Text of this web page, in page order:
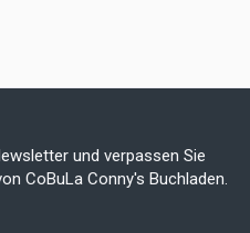
und verpassen Sie
CoBuLa Conny's Buchladen.